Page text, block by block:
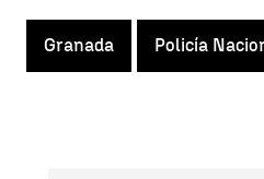
Granada Policía